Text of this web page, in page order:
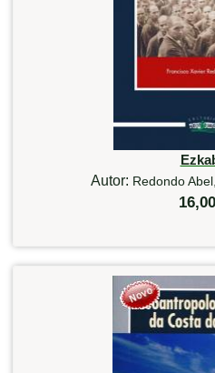
Autor: Redondo